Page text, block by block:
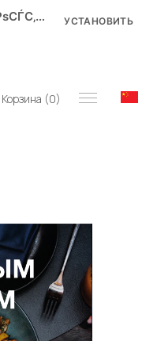
Корзина (0)
Zuma Р’Р»Р°РґРёРІРѕСЃС‚РѕРє УСТАНОВИТЬ